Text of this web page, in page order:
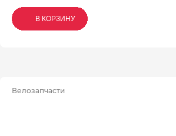
В КОРЗИНУ
В КОРЗИНУ
В КОРЗИНУ
Велозапчасти